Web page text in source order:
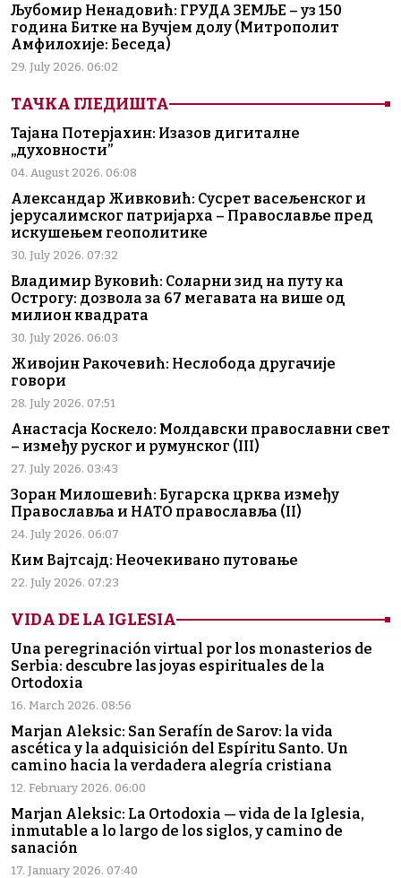
Љубомир Ненадовић: ГРУДА ЗЕМЉЕ – уз 150
година Битке на Вучјем долу (Митрополит
Амфилохије: Беседа)
29. July 2026. 06:02
ТАЧКА ГЛЕДИШТА
Тајана Потерјахин: Изазов дигиталне
„духовности”
04. August 2026. 06:08
Александар Живковић: Сусрет васељенског и
јерусалимског патријарха – Православље пред
искушењем геополитике
30. July 2026. 07:32
Владимир Вуковић: Соларни зид на путу ка
Острогу: дозвола за 67 мегавата на више од
милион квадрата
30. July 2026. 06:03
Живојин Ракочевић: Неслобода другачије
говори
28. July 2026. 07:51
Анастасја Коскело: Молдавски православни свет
– између руског и румунског (III)
27. July 2026. 03:43
Зоран Милошевић: Бугарска црква између
Православља и НАТО православља (II)
24. July 2026. 06:07
Ким Вајтсајд: Неочекивано путовање
22. July 2026. 07:23
VIDA DE LA IGLESIA
Una peregrinación virtual por los monasterios de
Serbia: descubre las joyas espirituales de la
Ortodoxia
16. March 2026. 08:56
Marjan Aleksic: San Serafín de Sarov: la vida
ascética y la adquisición del Espíritu Santo. Un
camino hacia la verdadera alegría cristiana
12. February 2026. 06:00
Marjan Aleksic: La Ortodoxia — vida de la Iglesia,
inmutable a lo largo de los siglos, y camino de
sanación
17. January 2026. 07:40